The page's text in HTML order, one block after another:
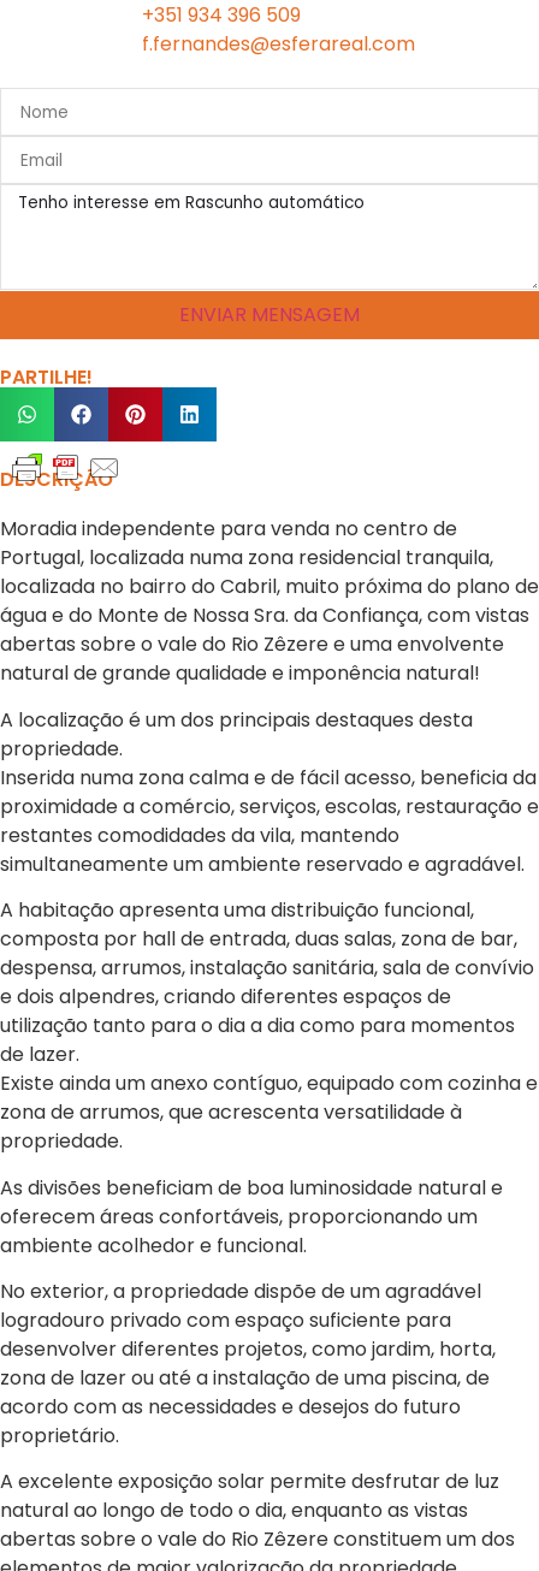
+351 934 396 509
f.fernandes@esferareal.com
ENVIAR MENSAGEM
PARTILHE!
DESCRIÇÃO
Moradia independente para venda no centro de
Portugal, localizada numa zona residencial tranquila,
localizada no bairro do Cabril, muito próxima do plano de
água e do Monte de Nossa Sra. da Confiança, com vistas
abertas sobre o vale do Rio Zêzere e uma envolvente
natural de grande qualidade e imponência natural!
A localização é um dos principais destaques desta
propriedade.
Inserida numa zona calma e de fácil acesso, beneficia da
proximidade a comércio, serviços, escolas, restauração e
restantes comodidades da vila, mantendo
simultaneamente um ambiente reservado e agradável.
A habitação apresenta uma distribuição funcional,
composta por hall de entrada, duas salas, zona de bar,
despensa, arrumos, instalação sanitária, sala de convívio
e dois alpendres, criando diferentes espaços de
utilização tanto para o dia a dia como para momentos
de lazer.
Existe ainda um anexo contíguo, equipado com cozinha e
zona de arrumos, que acrescenta versatilidade à
propriedade.
As divisões beneficiam de boa luminosidade natural e
oferecem áreas confortáveis, proporcionando um
ambiente acolhedor e funcional.
No exterior, a propriedade dispõe de um agradável
logradouro privado com espaço suficiente para
desenvolver diferentes projetos, como jardim, horta,
zona de lazer ou até a instalação de uma piscina, de
acordo com as necessidades e desejos do futuro
proprietário.
A excelente exposição solar permite desfrutar de luz
natural ao longo de todo o dia, enquanto as vistas
abertas sobre o vale do Rio Zêzere constituem um dos